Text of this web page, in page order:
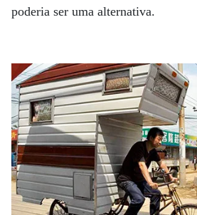
poderia ser uma alternativa.